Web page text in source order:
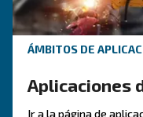
CONOZCA EL
Calidad
que